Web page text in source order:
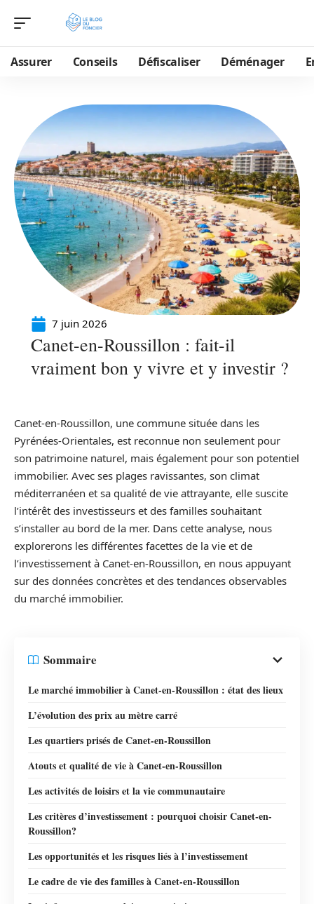
Assurer Conseils Défiscaliser Déménager
7 juin 2026
Canet-en-Roussillon : fait-il
vraiment bon y vivre et y investir ?
Canet-en-Roussillon, une commune située dans les
Pyrénées-Orientales, est reconnue non seulement pour
son patrimoine naturel, mais également pour son potentiel
immobilier. Avec ses plages ravissantes, son climat
méditerranéen et sa qualité de vie attrayante, elle suscite
l’intérêt des investisseurs et des familles souhaitant
s’installer au bord de la mer. Dans cette analyse, nous
explorerons les différentes facettes de la vie et de
l’investissement à Canet-en-Roussillon, en nous appuyant
sur des données concrètes et des tendances observables
du marché immobilier.
Sommaire
Le marché immobilier à Canet-en-Roussillon : état des lieux
L’évolution des prix au mètre carré
Les quartiers prisés de Canet-en-Roussillon
Atouts et qualité de vie à Canet-en-Roussillon
Les activités de loisirs et la vie communautaire
Les critères d’investissement : pourquoi choisir Canet-en-
Roussillon?
Les opportunités et les risques liés à l’investissement
Le cadre de vie des familles à Canet-en-Roussillon